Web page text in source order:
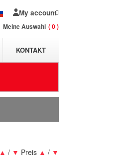
My account
Meine Auswahl 0
KONTAKT
▲ / ▼ Preis ▲ / ▼